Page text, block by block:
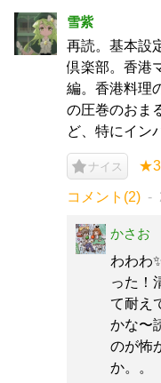
雪紫
再読。基本設
倶楽部。香港
編。香港料理
の圧巻のおま
ど、特にイン
ナイス
コメント(2)
かさお
わわわ
った！
て耐え
かな〜
のが怖
か。。